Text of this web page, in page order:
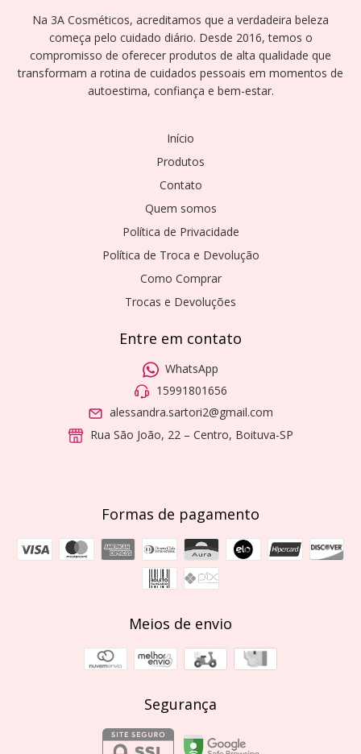
Na 3A Cosméticos, acreditamos que a verdadeira beleza
começa pelo cuidado diário. Desde 2016, temos o
compromisso de oferecer produtos de alta qualidade que
transformam a rotina de cuidados pessoais em momentos de
autoestima, confiança e bem-estar.
Início
Produtos
Contato
Quem somos
Política de Privacidade
Política de Troca e Devolução
Como Comprar
Trocas e Devoluções
Entre em contato
WhatsApp
15991801656
alessandra.sartori2@gmail.com
Rua São João, 22 – Centro, Boituva-SP
Formas de pagamento
Meios de envio
Segurança